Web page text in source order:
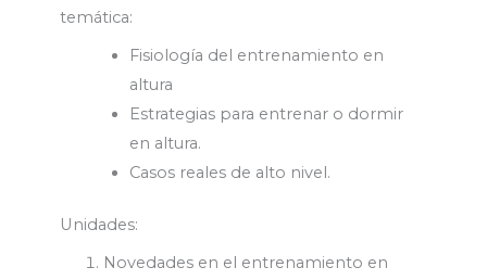
temática:
Fisiología del entrenamiento en
altura
Estrategias para entrenar o dormir
en altura.
Casos reales de alto nivel.
Unidades:
Novedades en el entrenamiento en